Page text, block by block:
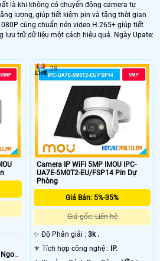
là khi không có chuyển động camera tự
lượng, giúp tiết kiệm pin và tăng thời gian
cùng chuẩn nén video H.265+ giúp tiết
lưu trữ dữ liệu một cách hiệu quả. Ngày Upate:
Camera IP WiFi 5MP IMOU IPC-
UA7E-5M0T2-EU/FSP14 Pin Dự
Phòng
Giá Bán: 5%-35%
Giá gốc: Liên hệ
✨ Độ Phân giải :3k .
⚜️ Tích hợp công nghệ :
IP.
28